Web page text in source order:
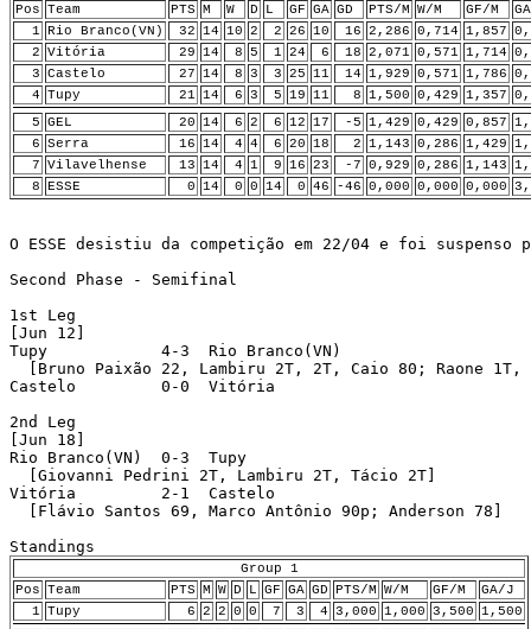
Pos Team PTS M W D L GF GA GD PTS/M W/M GF/M
1 Rio Branco(VN) 32 14 10 2 2 26 10 16 2,286 0,714 1,857
2 Vitória 29 14 8 5 1 24 6 18 2,071 0,571 1,714
3 Castelo 27 14 8 3 3 25 11 14 1,929 0,571 1,786
4 Tupy 21 14 6 3 5 19 11 8 1,500 0,429 1,357
5 GEL 20 14 6 2 6 12 17 -5 1,429 0,429 0,857
6 Serra 16 14 4 4 6 20 18 2 1,143 0,286 1,429
7 Vilavelhense 13 14 4 1 9 16 23 -7 0,929 0,286 1,143
8 ESSE 0 14 0 0 14 0 46 -46 0,000 0,000 0,000
O ESSE desistiu da competição em 22/04 e foi suspenso
Second Phase - Semifinal
1st Leg
[Jun 12]
Tupy            4-3  Rio Branco(VN)
[Bruno Paixão 22, Lambiru 2T, 2T, Caio 80; Raone 1T,
Castelo         0-0  Vitória
2nd Leg
[Jun 18]
Rio Branco(VN)  0-3  Tupy
  [Giovanni Pedrini 2T, Lambiru 2T, Tácio 2T]
Vitória         2-1  Castelo
  [Flávio Santos 69, Marco Antônio 90p; Anderson 78]
Group 1
Pos Team PTS M W D L GF GA GD PTS/M W/M GF/M
GA/J
1 Tupy 6 2 2 0 0 7 3 4 3,000 1,000 3,500 1,500